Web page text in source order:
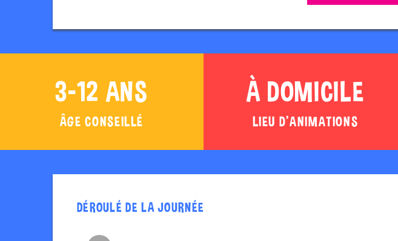
3-12 ANS
ÂGE CONSEILLÉ
À DOMICILE
LIEU D'ANIMATIONS
DÉROULÉ DE LA JOURNÉE